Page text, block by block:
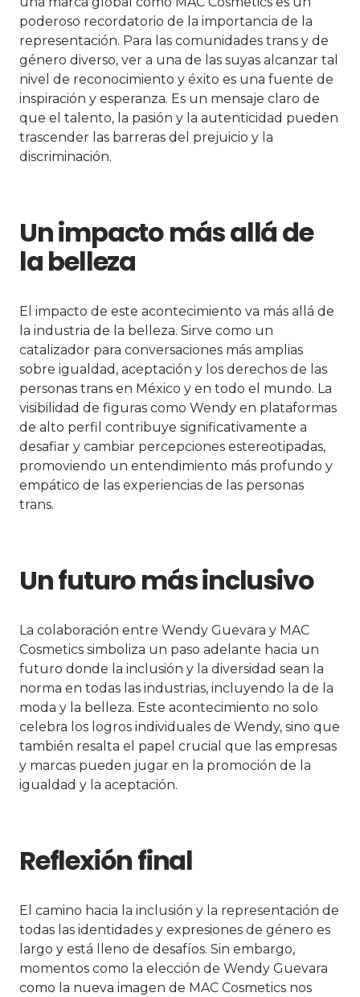
poderoso recordatorio de la importancia de la
representación. Para las comunidades trans y de
género diverso, ver a una de las suyas alcanzar tal
nivel de reconocimiento y éxito es una fuente de
inspiración y esperanza. Es un mensaje claro de
que el talento, la pasión y la autenticidad pueden
trascender las barreras del prejuicio y la
discriminación.
Un impacto más allá de
la belleza
El impacto de este acontecimiento va más allá de
la industria de la belleza. Sirve como un
catalizador para conversaciones más amplias
sobre igualdad, aceptación y los derechos de las
personas trans en México y en todo el mundo. La
visibilidad de figuras como Wendy en plataformas
de alto perfil contribuye significativamente a
desafiar y cambiar percepciones estereotipadas,
promoviendo un entendimiento más profundo y
empático de las experiencias de las personas
trans.
Un futuro más inclusivo
La colaboración entre Wendy Guevara y MAC
Cosmetics simboliza un paso adelante hacia un
futuro donde la inclusión y la diversidad sean la
norma en todas las industrias, incluyendo la de la
moda y la belleza. Este acontecimiento no solo
celebra los logros individuales de Wendy, sino que
también resalta el papel crucial que las empresas
y marcas pueden jugar en la promoción de la
igualdad y la aceptación.
Reflexión final
El camino hacia la inclusión y la representación de
todas las identidades y expresiones de género es
largo y está lleno de desafíos. Sin embargo,
momentos como la elección de Wendy Guevara
como la nueva imagen de MAC Cosmetics nos